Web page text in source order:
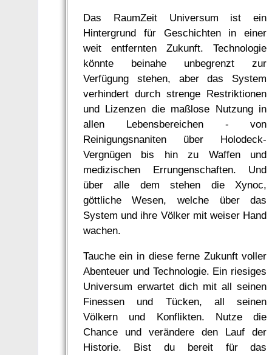
Das RaumZeit Universum ist ein
Hintergrund für Geschichten in einer
weit entfernten Zukunft. Technologie
könnte beinahe unbegrenzt zur
Verfügung stehen, aber das System
verhindert durch strenge Restriktionen
und Lizenzen die maßlose Nutzung in
allen Lebensbereichen - von
Reinigungsnaniten über Holodeck-
Vergnügen bis hin zu Waffen und
medizischen Errungenschaften. Und
über alle dem stehen die Xynoc,
göttliche Wesen, welche über das
System und ihre Völker mit weiser Hand
wachen.
Tauche ein in diese ferne Zukunft voller
Abenteuer und Technologie. Ein riesiges
Universum erwartet dich mit all seinen
Finessen und Tücken, all seinen
Völkern und Konflikten. Nutze die
Chance und verändere den Lauf der
Historie. Bist du bereit für das